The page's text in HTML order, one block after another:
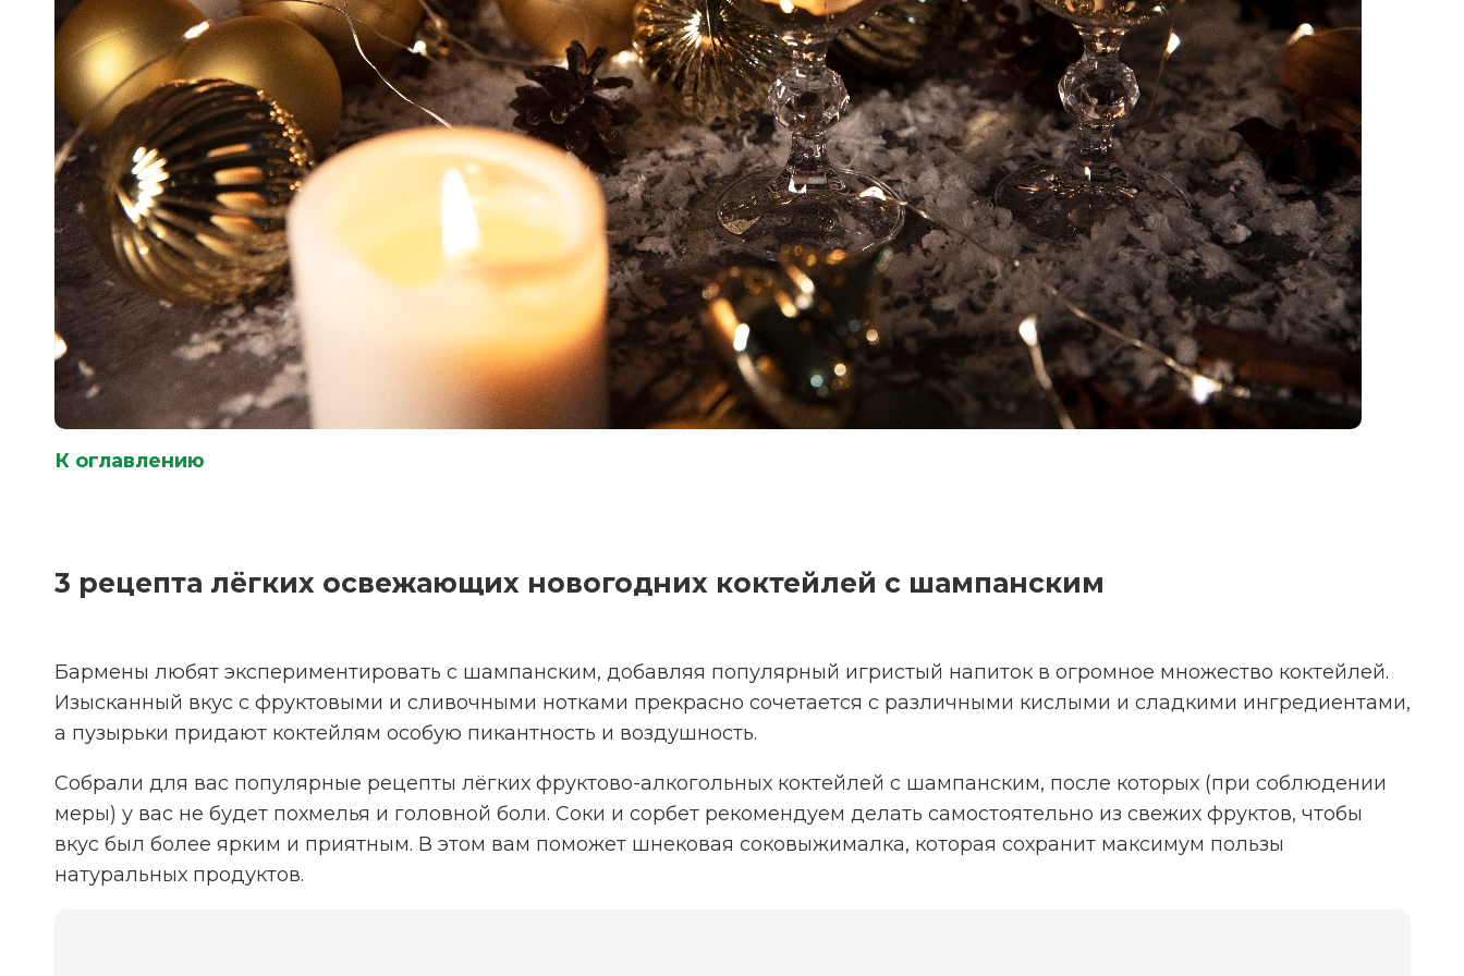
К оглавлению
3 рецепта лёгких освежающих новогодних коктейлей с шампанским
Бармены любят экспериментировать с шампанским, добавляя популярный игристый напиток в огромное множество коктейлей.
Изысканный вкус с фруктовыми и сливочными нотками прекрасно сочетается с различными кислыми и сладкими ингредиентами,
а пузырьки придают коктейлям особую пикантность и воздушность.
Собрали для вас популярные рецепты лёгких фруктово-алкогольных коктейлей с шампанским, после которых (при соблюдении
меры) у вас не будет похмелья и головной боли. Соки и сорбет рекомендуем делать самостоятельно из свежих фруктов, чтобы
вкус был более ярким и приятным. В этом вам поможет шнековая соковыжималка, которая сохранит максимум пользы
натуральных продуктов.